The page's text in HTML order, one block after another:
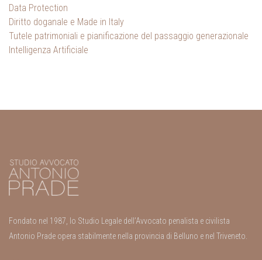
Data Protection
Diritto doganale e Made in Italy
Tutele patrimoniali e pianificazione del passaggio generazionale
Intelligenza Artificiale
Fondato nel 1987, lo Studio Legale dell’Avvocato penalista e civilista
Antonio Prade opera stabilmente nella provincia di Belluno e nel Triveneto.